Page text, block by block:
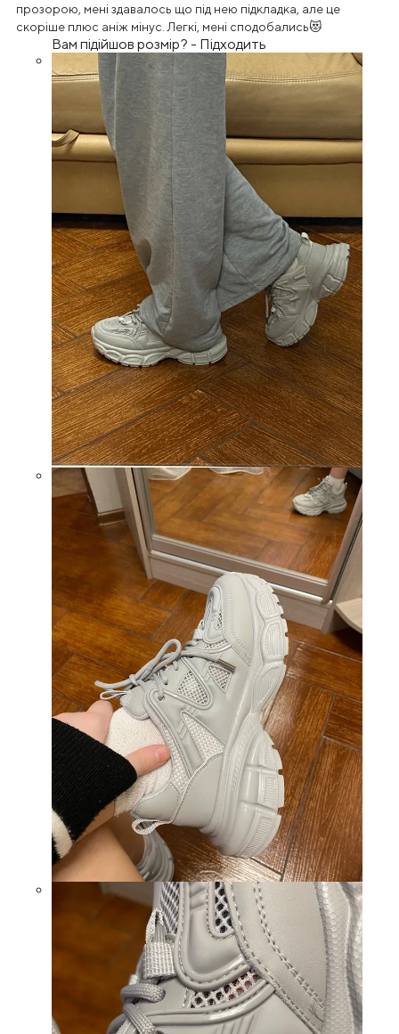
прозорою, мені здавалось що під нею підкладка, але це
скоріше плюс аніж мінус. Легкі, мені сподобались😻
Вам підійшов розмір? - Підходить